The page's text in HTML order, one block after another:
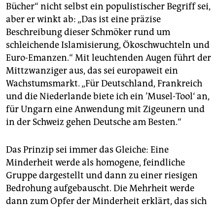
Bücher“ nicht selbst ein populistischer Begriff sei,
aber er winkt ab: „Das ist eine präzise
Beschreibung dieser Schmöker rund um
schleichende Islamisierung, Ökoschwuchteln und
Euro-Emanzen.“ Mit leuchtenden Augen führt der
Mittzwanziger aus, das sei europaweit ein
Wachstumsmarkt. „Für Deutschland, Frankreich
und die Niederlande biete ich ein ’Musel-Tool‘ an,
für Ungarn eine Anwendung mit Zigeunern und
in der Schweiz gehen Deutsche am Besten.“
Das Prinzip sei immer das Gleiche: Eine
Minderheit werde als homogene, feindliche
Gruppe dargestellt und dann zu einer riesigen
Bedrohung aufgebauscht. Die Mehrheit werde
dann zum Opfer der Minderheit erklärt, das sich